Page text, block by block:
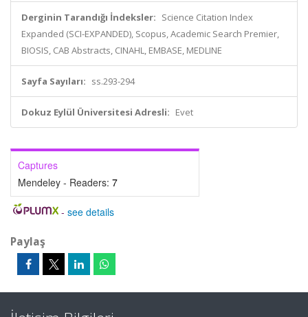
Derginin Tarandığı İndeksler: Science Citation Index
Expanded (SCI-EXPANDED), Scopus, Academic Search Premier,
BIOSIS, CAB Abstracts, CINAHL, EMBASE, MEDLINE
Sayfa Sayıları: ss.293-294
Dokuz Eylül Üniversitesi Adresli: Evet
Captures
Mendeley - Readers: 7
- see details
Paylaş